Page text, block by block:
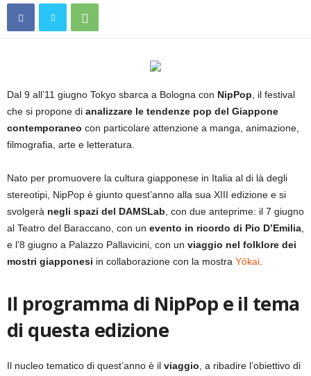
Dal 9 all’11 giugno Tokyo sbarca a Bologna con NipPop , il festival
che si propone di analizzare le tendenze pop del Giappone
contemporaneo con particolare attenzione a manga, animazione,
filmografia, arte e letteratura.
Nato per promuovere la cultura giapponese in Italia al di là degli
stereotipi, NipPop è giunto quest’anno alla sua XIII edizione e si
svolgerà negli spazi del DAMSLab , con due anteprime: il 7 giugno
al Teatro del Baraccano, con un evento in ricordo di Pio D’Emilia
e l’8 giugno a Palazzo Pallavicini, con un viaggio nel folklore dei
mostri giapponesi in collaborazione con la mostra Yōkai
Il programma di NipPop e il tema
di questa edizione
Il nucleo tematico di quest’anno è il viaggio , a ribadire l’obiettivo di